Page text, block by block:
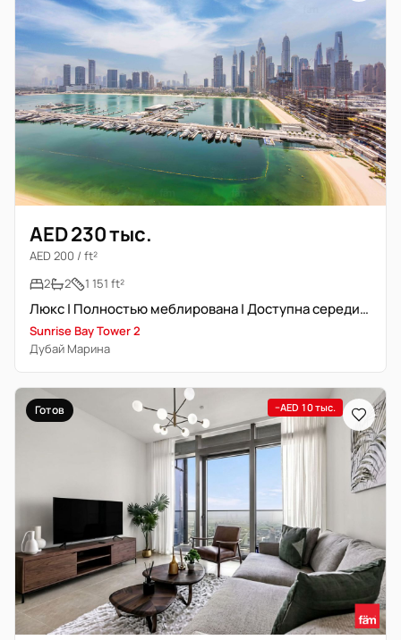
AED 230 тыс.
AED 200 / ft²
2
2 1 151 ft²
Люкс | Полностью меблирована | Доступна середина декабря
Sunrise Bay Tower 2
Дубай Марина
Готов −AED 10 тыс.